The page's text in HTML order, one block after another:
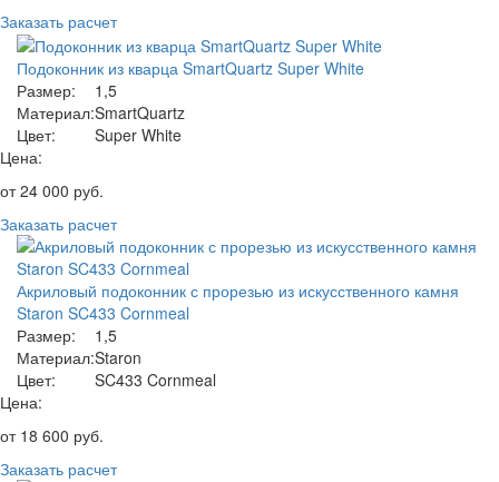
Заказать расчет
Подоконник из кварца SmartQuartz Super White
Размер:
1,5
Материал:SmartQuartz
Цвет:
Super White
Цена:
от24 000 руб.
Заказать расчет
Акриловый подоконник с прорезью из искусственного камня
Staron SC433 Cornmeal
Размер:
1,5
Материал:Staron
Цвет:
SC433 Cornmeal
Цена:
от 18 600 руб.
Заказать расчет